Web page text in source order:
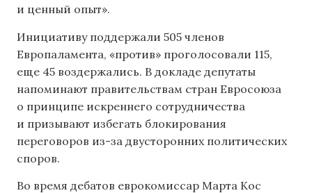
и ценный опыт».
Инициативу поддержали 505 членов
Европаламента, «против» проголосовали 115,
еще 45 воздержались. В докладе депутаты
напоминают правительствам стран Евросоюза
о принципе искреннего сотрудничества
и призывают избегать блокирования
переговоров из-за двусторонних политических
споров.
Во время дебатов еврокомиссар Марта Кос